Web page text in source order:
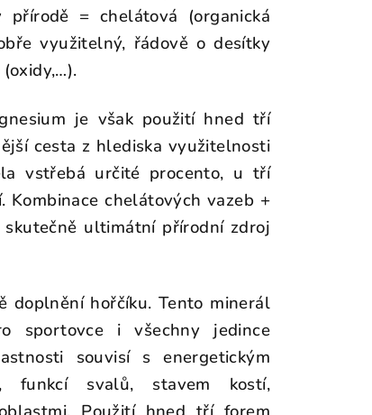
= chelátová (organická
využitelný, řádově o desítky
je však použití hned tří
cesta z hlediska využitelnosti
vstřebá určité procento, u tří
chelátových vazeb +
ultimátní přírodní zdroj
doplnění hořčíku. Tento minerál
sportovce i všechny jedince
souvisí s energetickým
funkcí svalů, stavem kostí,